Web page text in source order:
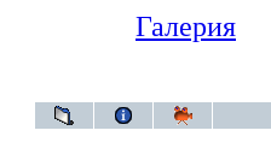
Галерия